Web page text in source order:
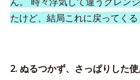
たけど、結局これに戻ってくる
2. ぬるつかず、さっぱりした使